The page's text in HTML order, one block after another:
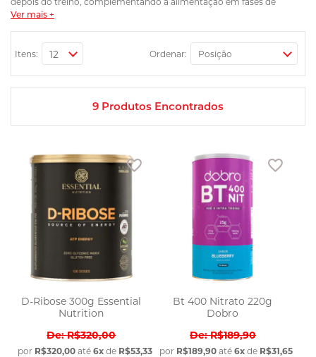
maior gasto calórico. Aqui você encontra opções com diferentes
Ver mais +
Itens: Ordenar:
9 Produtos Encontrados
D-Ribose 300g Essential
Nutrition
R$320,00
por R$320,00 até 6x de R$53,33 sem juros
Adicionar aos favoritos
Bt 400 Nitrato 220g
Dobro
R$189,90
por R$189,90até 6xde R$31,65sem